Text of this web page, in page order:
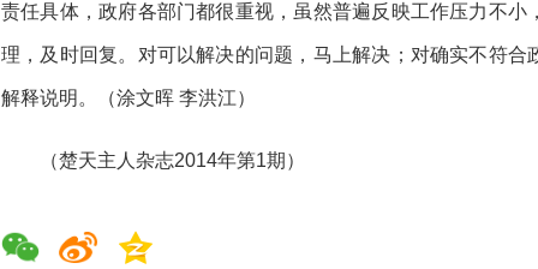
责任具体，政府各部门都很重视，虽然普遍反映工作压力不
理，及时回复。对可以解决的问题，马上解决；对确实不符
解释说明。（涂文晖 李洪江）
（楚天主人杂志2014年第1期）